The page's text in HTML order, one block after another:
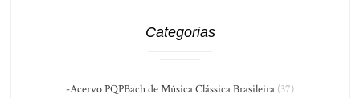
Categorias
-Acervo PQPBach de Música Clássica Brasileira (37)